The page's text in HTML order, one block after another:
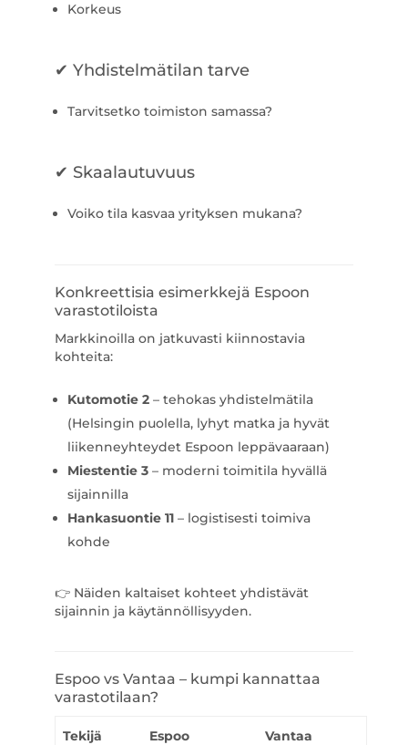
Korkeus
✔ Yhdistelmätilan tarve
Tarvitsetko toimiston samassa?
✔ Skaalautuvuus
Voiko tila kasvaa yrityksen mukana?
Konkreettisia esimerkkejä Espoon
varastotiloista
Markkinoilla on jatkuvasti kiinnostavia
kohteita:
Kutomotie 2– tehokas yhdistelmätila
(Helsingin puolella, lyhyt matka ja hyvät
liikenneyhteydet Espoon leppävaaraan)
Miestentie 3– moderni toimitila hyvällä
sijainnilla
Hankasuontie11– logistisesti toimiva
kohde
👉 Näiden kaltaiset kohteet yhdistävät
sijainnin ja käytännöllisyyden.
Espoo vs Vantaa – kumpi kannattaa
varastotilaan?
Tekijä Espoo Vantaa